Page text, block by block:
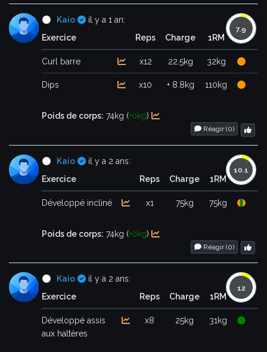
Kaio Certifié
il y a 1 an:
Exercice
Reps Charge 1RM
Curl barre x12 22.5kg 32kg
Dips x10 + 8.8kg 110kg
Poids de corps: 74kg (+0kg)
Réagir (0)
Kaio Certifié
il y a 2 ans:
Exercice
Reps Charge 1RM
Développé incliné x1 75kg 75kg
Poids de corps: 74kg (+0kg)
Réagir (0)
Kaio Certifié
il y a 2 ans:
Exercice
Reps Charge 1RM
Développé assis
aux haltères
x8 25kg 31kg